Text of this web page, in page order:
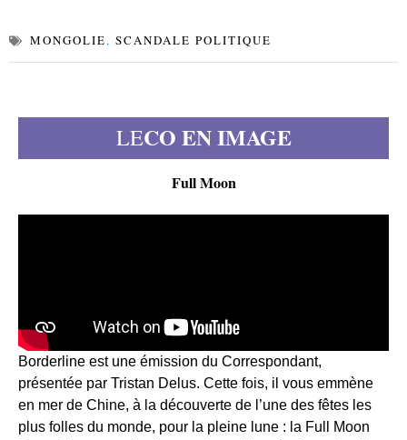
MONGOLIE, SCANDALE POLITIQUE
LECO EN IMAGE
Full Moon
Borderline est une émission du Correspondant,
présentée par Tristan Delus. Cette fois, il vous emmène
en mer de Chine, à la découverte de l’une des fêtes les
plus folles du monde, pour la pleine lune : la Full Moon